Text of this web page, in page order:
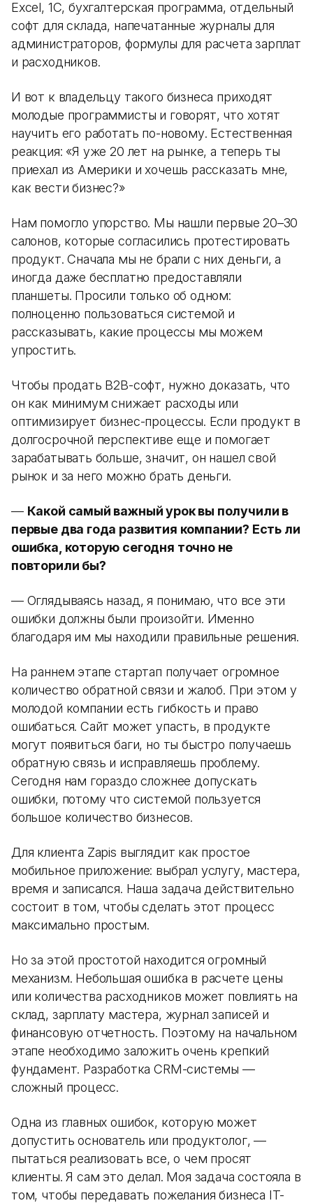
Excel, 1С, бухгалтерская программа, отдельный
софт для склада, напечатанные журналы для
администраторов, формулы для расчета зарплат
и расходников.
И вот к владельцу такого бизнеса приходят
молодые программисты и говорят, что хотят
научить его работать по-новому. Естественная
реакция: «Я уже 20 лет на рынке, а теперь ты
приехал из Америки и хочешь рассказать мне,
как вести бизнес?»
Нам помогло упорство. Мы нашли первые 20–30
салонов, которые согласились протестировать
продукт. Сначала мы не брали с них деньги, а
иногда даже бесплатно предоставляли
планшеты. Просили только об одном:
полноценно пользоваться системой и
рассказывать, какие процессы мы можем
упростить.
Чтобы продать B2B-софт, нужно доказать, что
он как минимум снижает расходы или
оптимизирует бизнес-процессы. Если продукт в
долгосрочной перспективе еще и помогает
зарабатывать больше, значит, он нашел свой
рынок и за него можно брать деньги.
— Какой самый важный урок вы получили в
первые два года развития компании? Есть ли
ошибка, которую сегодня точно не
повторили бы?
— Оглядываясь назад, я понимаю, что все эти
ошибки должны были произойти. Именно
благодаря им мы находили правильные решения.
На раннем этапе стартап получает огромное
количество обратной связи и жалоб. При этом у
молодой компании есть гибкость и право
ошибаться. Сайт может упасть, в продукте
могут появиться баги, но ты быстро получаешь
обратную связь и исправляешь проблему.
Сегодня нам гораздо сложнее допускать
ошибки, потому что системой пользуется
большое количество бизнесов.
Для клиента Zapis выглядит как простое
мобильное приложение: выбрал услугу, мастера,
время и записался. Наша задача действительно
состоит в том, чтобы сделать этот процесс
максимально простым.
Но за этой простотой находится огромный
механизм. Небольшая ошибка в расчете цены
или количества расходников может повлиять на
склад, зарплату мастера, журнал записей и
финансовую отчетность. Поэтому на начальном
этапе необходимо заложить очень крепкий
фундамент. Разработка CRM-системы —
сложный процесс.
Одна из главных ошибок, которую может
допустить основатель или продуктолог, —
пытаться реализовать все, о чем просят
клиенты. Я сам это делал. Моя задача состояла в
том, чтобы передавать пожелания бизнеса IT-